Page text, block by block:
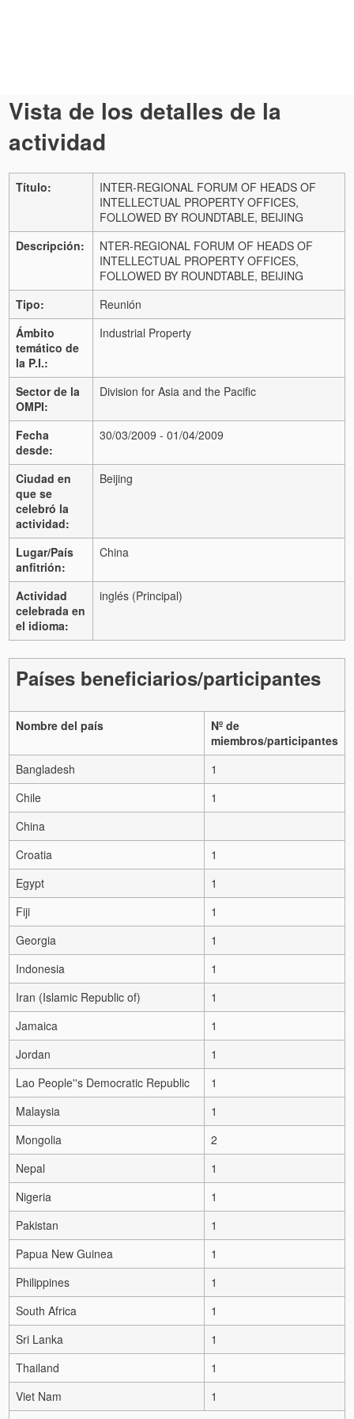
Vista de los detalles de la
actividad
Título:
INTER-REGIONAL FORUM OF HEADS OF
INTELLECTUAL PROPERTY OFFICES,
FOLLOWED BY ROUNDTABLE, BEIJING
Descripción:
NTER-REGIONAL FORUM OF HEADS OF
INTELLECTUAL PROPERTY OFFICES,
FOLLOWED BY ROUNDTABLE, BEIJING
Tipo:
Reunión
Ámbito
temático de
la P.I.:
Industrial Property
Sector de la
OMPI:
Division for Asia and the Pacific
Fecha
desde:
30/03/2009 - 01/04/2009
Ciudad en
que se
celebró la
actividad:
Beijing
Lugar/País
anfitrión:
China
Actividad
celebrada en
el idioma:
inglés (Principal)
Países beneficiarios/participantes
Nombre del país
Nº de
miembros/participantes
Bangladesh
1
Chile
1
China
Croatia
1
Egypt
1
Fiji
1
Georgia
1
Indonesia
1
Iran (Islamic Republic of)
1
Jamaica
1
Jordan
1
Lao People''s Democratic Republic
1
Malaysia
1
Mongolia
2
Nepal
1
Nigeria
1
Pakistan
1
Papua New Guinea
1
Philippines
1
South Africa
1
Sri Lanka
1
Thailand
1
Viet Nam
1